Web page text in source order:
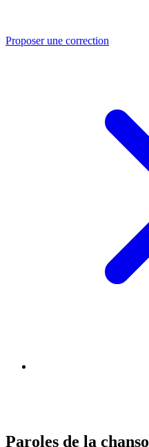
Proposer une correction
Paroles de la